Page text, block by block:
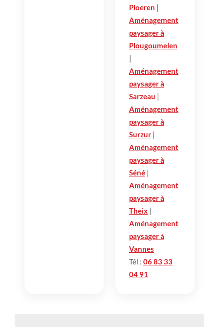
Ploeren |
Aménagement
paysager à
Plougoumelen
|
Aménagement
paysager à
Sarzeau |
Aménagement
paysager à
Surzur |
Aménagement
paysager à
Séné |
Aménagement
paysager à
Theix |
Aménagement
paysager à
Vannes
Tél : 06 83 33
04 91